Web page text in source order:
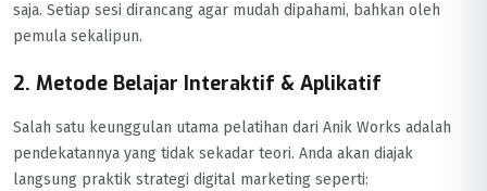
saja. Setiap sesi dirancang agar mudah dipahami, bahkan oleh
pemula sekalipun.
2. Metode Belajar Interaktif & Aplikatif
Salah satu keunggulan utama pelatihan dari Anik Works adalah
pendekatannya yang tidak sekadar teori. Anda akan diajak
langsung praktik strategi digital marketing seperti: